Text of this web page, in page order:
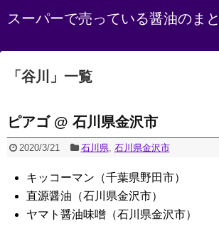
スーパーで売っている醤油のま
「 谷川 」 一覧
ピアゴ @ 石川県金沢市
2020/3/21 石川県, 石川県金沢市
キッコーマン（千葉県野田市）
直源醤油（石川県金沢市）
ヤマト醤油味噌（石川県金沢市）